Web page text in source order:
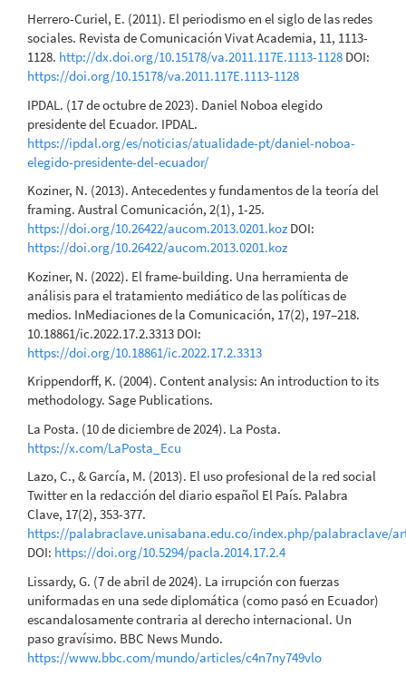
Herrero-Curiel, E. (2011). El periodismo en el siglo de las redes
sociales. Revista de Comunicación Vivat Academia, 11, 1113-
1128. http://dx.doi.org/10.15178/va.2011.117E.1113-1128 DOI:
https://doi.org/10.15178/va.2011.117E.1113-1128
IPDAL. (17 de octubre de 2023). Daniel Noboa elegido
presidente del Ecuador. IPDAL.
https://ipdal.org/es/noticias/atualidade-pt/daniel-noboa-
elegido-presidente-del-ecuador/
Koziner, N. (2013). Antecedentes y fundamentos de la teoría del
framing. Austral Comunicación, 2(1), 1-25.
https://doi.org/10.26422/aucom.2013.0201.koz DOI:
https://doi.org/10.26422/aucom.2013.0201.koz
Koziner, N. (2022). El frame-building. Una herramienta de
análisis para el tratamiento mediático de las políticas de
medios. InMediaciones de la Comunicación, 17(2), 197–218.
10.18861/ic.2022.17.2.3313 DOI:
https://doi.org/10.18861/ic.2022.17.2.3313
Krippendorff, K. (2004). Content analysis: An introduction to its
methodology. Sage Publications.
La Posta. (10 de diciembre de 2024). La Posta.
https://x.com/LaPosta_Ecu
Lazo, C., & García, M. (2013). El uso profesional de la red social
Twitter en la redacción del diario español El País. Palabra
Clave, 17(2), 353-377.
https://palabraclave.unisabana.edu.co/index.php/palabraclave/
DOI: https://doi.org/10.5294/pacla.2014.17.2.4
Lissardy, G. (7 de abril de 2024). La irrupción con fuerzas
uniformadas en una sede diplomática (como pasó en Ecuador)
escandalosamente contraria al derecho internacional. Un
paso gravísimo. BBC News Mundo.
https://www.bbc.com/mundo/articles/c4n7ny749vlo